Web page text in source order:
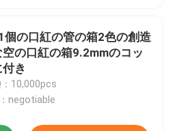
個の口紅の管の箱2色の創造
空の口紅の箱9.2mmのコッ
き
：10,000pcs
negotiable